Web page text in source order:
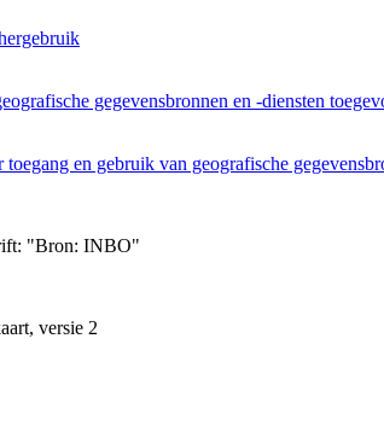
gegevensbronnen en -diensten
toegang en gebruik van geografische
"Bron: INBO"
versie 2